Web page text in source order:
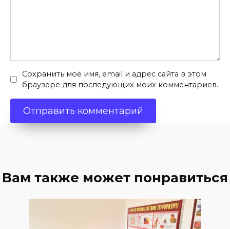
Сохранить моё имя, email и адрес сайта в этом
браузере для последующих моих комментариев.
Вам также может понравиться